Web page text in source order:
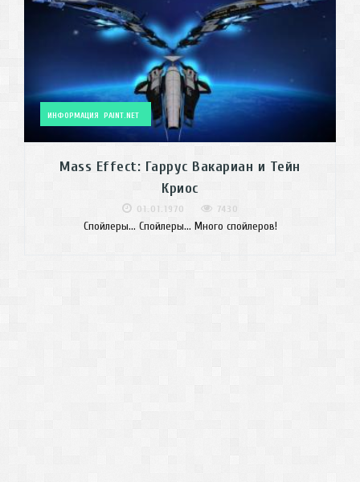
ИНФОРМАЦИЯ PAINT.NET
Mass Effect: Гаррус Вакариан и Тейн
Криос
01.01.1970 7430
Спойлеры... Спойлеры... Много спойлеров!